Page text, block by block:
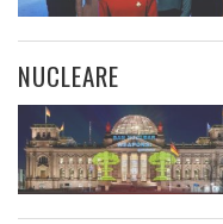
NUCLEARE